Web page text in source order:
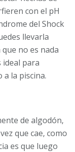
con el pH
del Shock
llevarla
no es nada
ideal para
la piscina.
de algodón,
que cae, como
es que luego